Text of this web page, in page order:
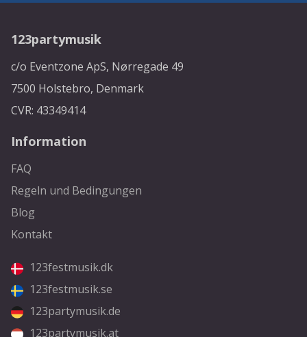
123partymusik
c/o Eventzone ApS, Nørregade 49
7500 Holstebro, Denmark
CVR: 43349414
Information
FAQ
Regeln und Bedingungen
Blog
Kontakt
123festmusik.dk
123festmusik.se
123partymusik.de
123partymusik.at